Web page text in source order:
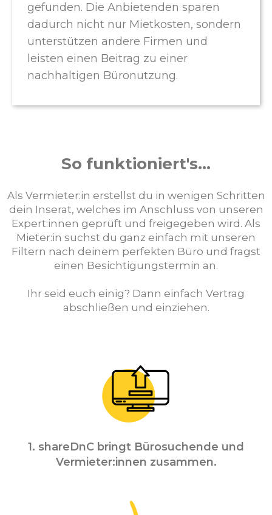
gefunden. Die Anbietenden sparen
dadurch nicht nur Mietkosten, sondern
unterstützen andere Firmen und
leisten einen Beitrag zu einer
nachhaltigen Büronutzung.
So funktioniert's...
Als Vermieter:in erstellst du in wenigen Schritten
dein Inserat, welches im Anschluss von unseren
Expert:innen geprüft und freigegeben wird. Als
Mieter:in suchst du ganz einfach mit unseren
Filtern nach deinem perfekten Büro und fragst
einen Besichtigungstermin an.
Ihr seid euch einig? Dann einfach Vertrag
abschließen und einziehen.
1. shareDnC bringt Bürosuchende und
Vermieter:innen zusammen.